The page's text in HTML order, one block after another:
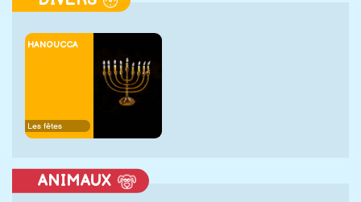
HANOUCCA
Les fêtes
ANIMAUX